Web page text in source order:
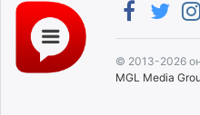
© 2013-2026
MGL Media